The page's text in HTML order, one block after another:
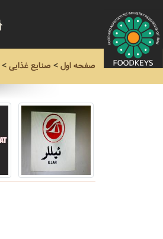
صفحه اول> صنایع غذایی>